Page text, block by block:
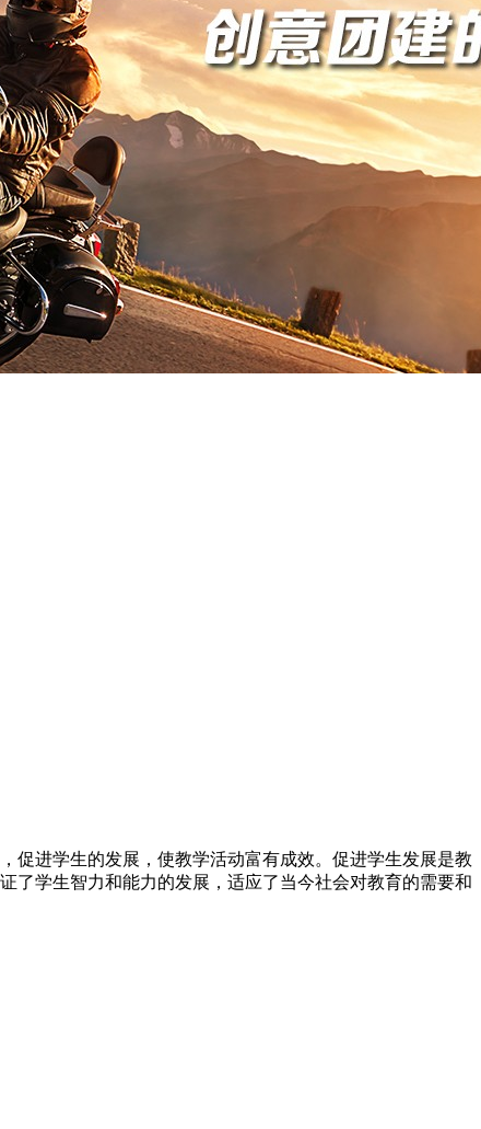
促进学生的发展，使教学活动富有成效。促进学生发展是教
了学生智力和能力的发展，适应了当今社会对教育的需要和